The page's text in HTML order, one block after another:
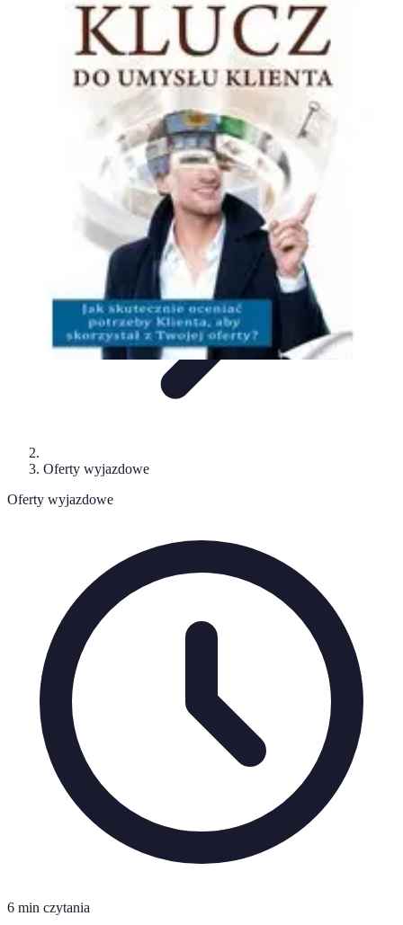
Oferty Wyjazdowe
Zdrowe wakacjeRodzinne Wakacje Aktywne WakacjeRodzinne
Wakacyjne Kierunki
Oferty Wyjazdowe
Oferty wyjazdowe
Oferty wyjazdowe
6 min czytania